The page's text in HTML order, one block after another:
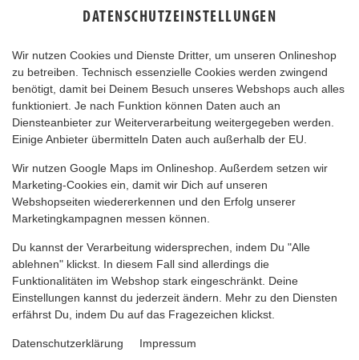
DATENSCHUTZEINSTELLUNGEN
Wir nutzen Cookies und Dienste Dritter, um unseren Onlineshop
zu betreiben. Technisch essenzielle Cookies werden zwingend
benötigt, damit bei Deinem Besuch unseres Webshops auch alles
funktioniert. Je nach Funktion können Daten auch an
Diensteanbieter zur Weiterverarbeitung weitergegeben werden.
Einige Anbieter übermitteln Daten auch außerhalb der EU.
Wir nutzen Google Maps im Onlineshop. Außerdem setzen wir
Marketing-Cookies ein, damit wir Dich auf unseren
Webshopseiten wiedererkennen und den Erfolg unserer
Marketingkampagnen messen können.
Du kannst der Verarbeitung widersprechen, indem Du "Alle
ablehnen" klickst. In diesem Fall sind allerdings die
Funktionalitäten im Webshop stark eingeschränkt. Deine
Einstellungen kannst du jederzeit ändern. Mehr zu den Diensten
erfährst Du, indem Du auf das Fragezeichen klickst.
Datenschutzerklärung Impressum
OREO SHAKE